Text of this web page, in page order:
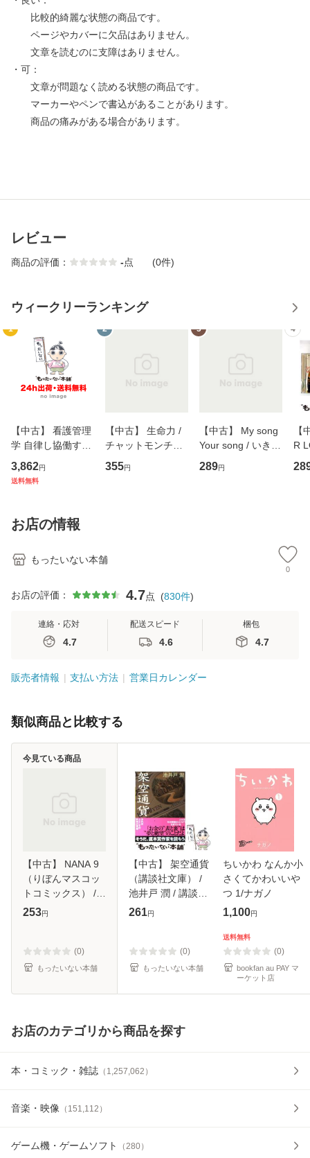
比較的綺麗な状態の商品です。
ページやカバーに欠品はありません。
文章を読むのに支障はありません。
・可：
文章が問題なく読める状態の商品です。
マーカーやペンで書込があることがあります。
商品の痛みがある場合があります。
レビュー
商品の評価： -点 (0件)
ウィークリーランキング
1
【中古】 看護管理
学 自律し協働する
専門職の看護マネ
ジメントスキル 改
恵 藤本幸三 / 南江
堂 [単行
3,862円
送料無料
2
【中古】 生命力 /
チャットモンチー /
キューンレコード
[CD]【メール便送
355円
3
【中古】 My song
Your song / いきも
のがかり / [CD]
【メール便送料無
289円
4
【
R
産
お店の情報
もったいない本舗
0
お店の評価： 4.7点 (830件)
連絡・応対
4.7
配送スピード
4.6
梱包
4.7
販売者情報 支払い方法 営業日カレンダー
類似商品と比較する
【中古】 NANA 9
（りぼんマスコッ
トコミックス） /
矢沢 あい / 集英社
253円
(0)
もったいない本舗
今見ている商品
【中古】 架空通貨
（講談社文庫） /
池井戸 潤 / 講談社
[文庫]【メール便送
261円
(0)
もったいない本舗
ちいかわ なんか小
さくてかわいいや
つ 1/ナガノ
1,100円
送料無料
(0)
bookfan au PAY マ
ーケット店
お店のカテゴリから商品を探す
本・コミック・雑誌 （ 1,257,062 ）
音楽・映像 （ 151,112 ）
ゲーム機・ゲームソフト （280）